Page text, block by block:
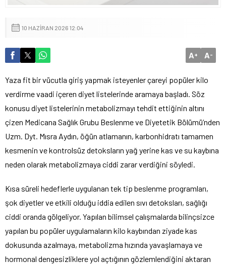
10 HAZIRAN 2026 12:04
A+ A-
Yaza fit bir vücutla giriş yapmak isteyenler çareyi popüler kilo
verdirme vaadi içeren diyet listelerinde aramaya başladı. Söz
konusu diyet listelerinin metabolizmayı tehdit ettiğinin altını
çizen Medicana Sağlık Grubu Beslenme ve Diyetetik Bölümü’nden
Uzm. Dyt. Mısra Aydın, öğün atlamanın, karbonhidratı tamamen
kesmenin ve kontrolsüz detoksların yağ yerine kas ve su kaybına
neden olarak metabolizmaya ciddi zarar verdiğini söyledi.
Kısa süreli hedeflerle uygulanan tek tip beslenme programları,
şok diyetler ve etkili olduğu iddia edilen sıvı detoksları, sağlığı
ciddi oranda gölgeliyor. Yapılan bilimsel çalışmalarda bilinçsizce
yapılan bu popüler uygulamaların kilo kaybından ziyade kas
dokusunda azalmaya, metabolizma hızında yavaşlamaya ve
hormonal dengesizliklere yol açtığının gözlemlendiğini aktaran